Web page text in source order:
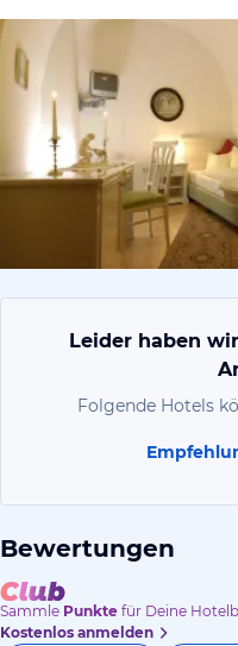
Leider haben
Folgende Hotels
Bewertungen
Sammle Punkte für Deine
Kostenlos anmelden